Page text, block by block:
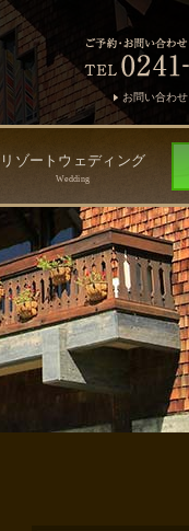
お問い合わせ
リゾートウェディング
Wedding